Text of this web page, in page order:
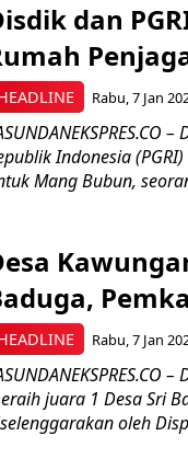
dan
Rabu, 7 Jan
Indonesia
Mang Bubun,
Rabu, 7 Jan
juara 1 Desa Sri
oleh